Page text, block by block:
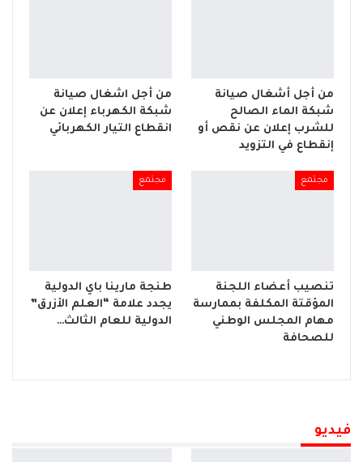
من أجل أشغال صيانة
شبكة الماء الصالح
للشرب إعلان عن نقص أو
إنقطاع في التزويد
من أجل اشغال صيانة
شبكة الكهرباء إعلان عن
انقطاع التيار الكهربائي
مجتمع
تنصيب أعضاء اللجنة
المؤقتة المكلفة بممارسة
مهام المجلس الوطني
للصحافة
مجتمع
طنجة مارينا باي الدولية
يجدد علامة “العلم الأزرق”
الدولية للعام الثالث…
فيديو